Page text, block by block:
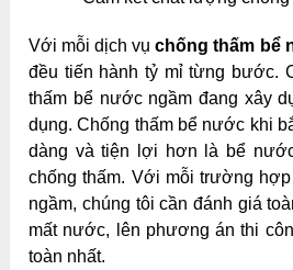
Với mỗi dịch vụchống thấm bể
đều tiến hành tỷ mỉ từng bước.
thấm bể nước ngầm đang xây
dụng. Chống thấm bể nước khi
dàng và tiện lợi hơn là bể
chống thấm. Với mỗi trường
ngầm, chúng tôi cần đánh giá
mất nước, lên phương án thi
toàn nhất.